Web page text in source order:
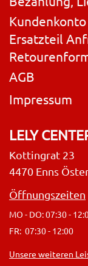
Ersatzteil
AGB
Impressum
LELY
Kottingrat 23
4470 Enns
Öffnungszeiten
MO - DO: 07:30 -
FR: 07:30 - 12:00
Unsere weiteren